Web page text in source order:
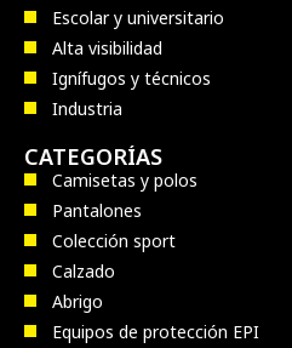
Escolar y universitario
Alta visibilidad
Ignífugos y técnicos
Industria
CATEGORÍAS
Camisetas y polos
Pantalones
Colección sport
Calzado
Abrigo
Equipos de protección EPI